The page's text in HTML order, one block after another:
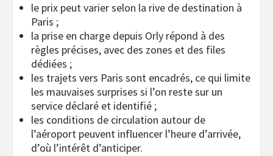
le prix peut varier selon la rive de destination à
Paris ;
la prise en charge depuis Orly répond à des
règles précises, avec des zones et des files
dédiées ;
les trajets vers Paris sont encadrés, ce qui limite
les mauvaises surprises si l’on reste sur un
service déclaré et identifié ;
les conditions de circulation autour de
l’aéroport peuvent influencer l’heure d’arrivée,
d’où l’intérêt d’anticiper.